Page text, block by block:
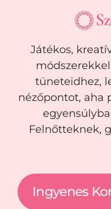
Játékos,
tüneteidhez,
nézőpontot, aha
Felnőtteknek,
Ingyenes